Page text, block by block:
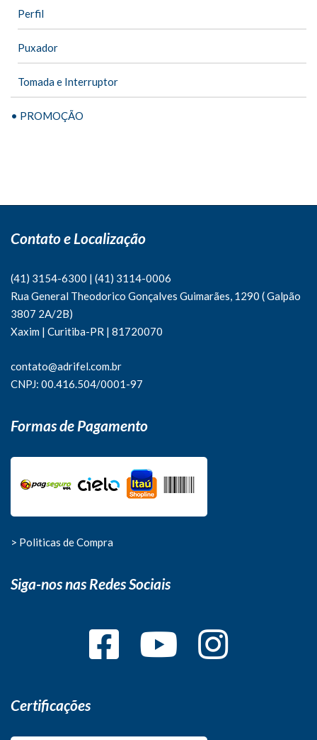
Perfil
Puxador
Tomada e Interruptor
• PROMOÇÃO
Contato e Localização
(41) 3154-6300 | (41) 3114-0006
Rua General Theodorico Gonçalves Guimarães, 1290 ( Galpão
3807 2A/2B)
Xaxim | Curitiba-PR | 81720070
contato@adrifel.com.br
CNPJ: 00.416.504/0001-97
Formas de Pagamento
> Politicas de Compra
Siga-nos nas Redes Sociais
Certificações